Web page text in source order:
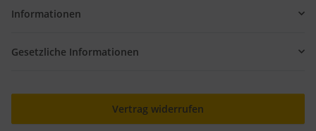
Informationen
Gesetzliche Informationen
Vertrag widerrufen